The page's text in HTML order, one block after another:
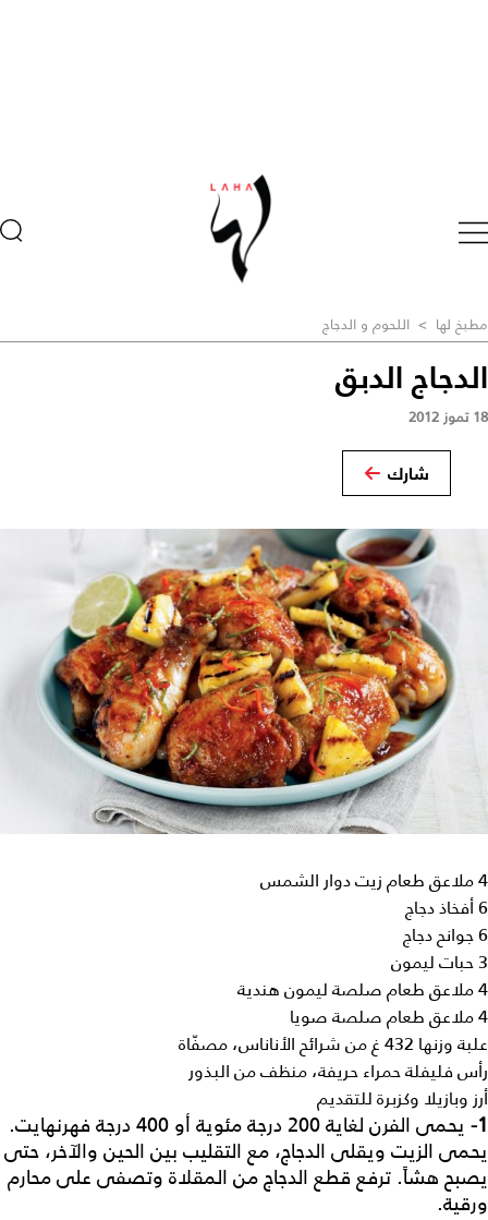
مطبخ لها > اللحوم و الدجاج
الدجاج الدبق
18 تموز 2012
شارك
4 ملاعق طعام زيت دوار الشمس
6 أفخاذ دجاج
6 جوانح دجاج
3 حبات ليمون
4 ملاعق طعام صلصة ليمون هندية
4 ملاعق طعام صلصة صويا
علبة وزنها 432 غ من شرائح الأناناس، مصفّاة
رأس فليفلة حمراء حريفة، منظف من البذور
أرز وبازيلا وكزبرة للتقديم
1-
يحمى الفرن لغاية 200 درجة مئوية أو 400 درجة فهرنهايت.
يحمى الزيت ويقلى الدجاج، مع التقليب بين الحين والآخر، حتى
يصبح هشاً. ترفع قطع الدجاج من المقلاة وتصفى على محارم
ورقية.